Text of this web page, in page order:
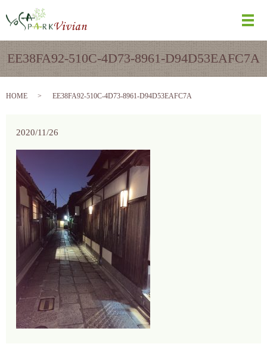
メ
EE38FA92-510C-4D73-8961-D94D53EAFC7A
HOME EE38FA92-510C-4D73-8961-D94D53EAFC7A
2020/11/26